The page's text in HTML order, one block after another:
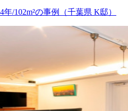
/102m²の事例（千葉県 K邸）